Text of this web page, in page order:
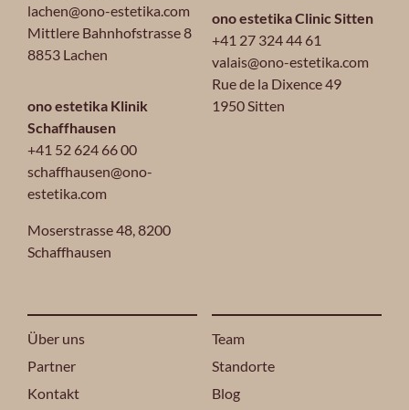
lachen@ono-estetika.com
Mittlere Bahnhofstrasse 8
8853 Lachen
ono estetika Klinik
Schaffhausen
+41 52 624 66 00
schaffhausen@ono-
estetika.com
Moserstrasse 48, 8200
Schaffhausen
ono estetika Clinic Sitten
+41 27 324 44 61
valais@ono-estetika.com
Rue de la Dixence 49
1950 Sitten
Über uns
Partner
Kontakt
Team
Standorte
Blog